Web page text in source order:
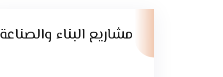
مشاريع البناء والصناعة